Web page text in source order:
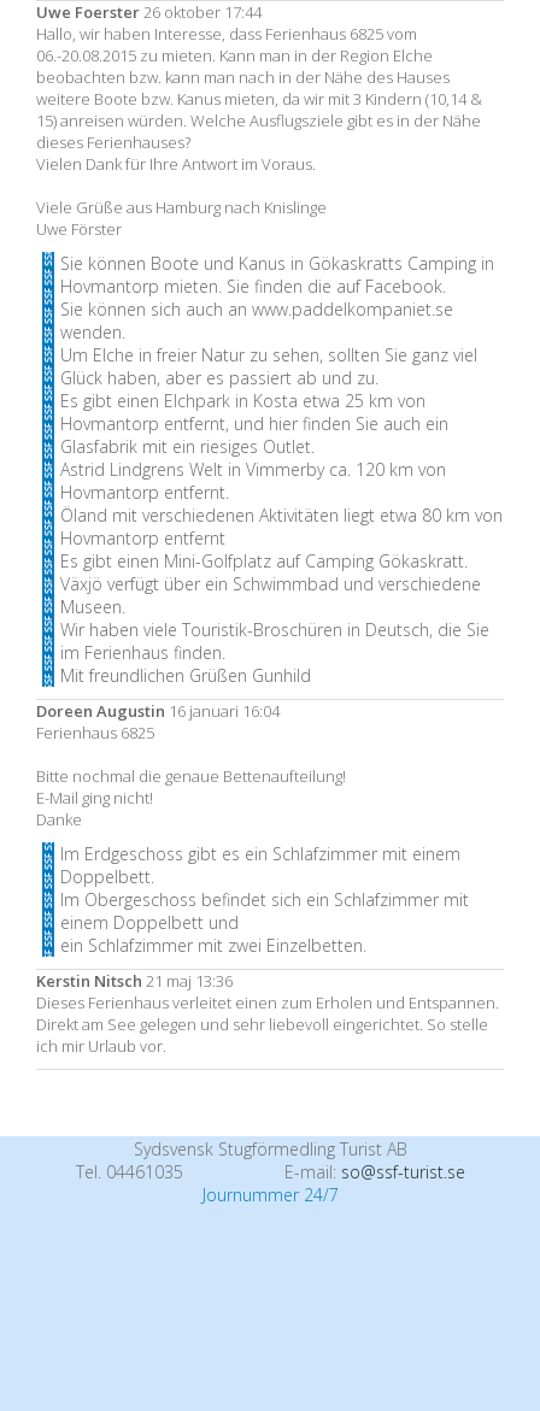
Uwe Foerster26 oktober 17:44
Hallo, wir haben Interesse, dass Ferienhaus 6825 vom
06.-20.08.2015 zu mieten. Kann man in der Region Elche
beobachten bzw. kann man nach in der Nähe des Hauses
weitere Boote bzw. Kanus mieten, da wir mit 3 Kindern (10,14 &
15) anreisen würden. Welche Ausflugsziele gibt es in der Nähe
dieses Ferienhauses?
Vielen Dank für Ihre Antwort im Voraus.
Viele Grüße aus Hamburg nach Knislinge
Uwe Förster
Sie können Boote und Kanus in Gökaskratts Camping in
Hovmantorp mieten. Sie finden die auf Facebook.
Sie können sich auch an www.paddelkompaniet.se
wenden.
Um Elche in freier Natur zu sehen, sollten Sie ganz viel
Glück haben, aber es passiert ab und zu.
Es gibt einen Elchpark in Kosta etwa 25 km von
Hovmantorp entfernt, und hier finden Sie auch ein
Glasfabrik mit ein riesiges Outlet.
Astrid Lindgrens Welt in Vimmerby ca. 120 km von
Hovmantorp entfernt.
Öland mit verschiedenen Aktivitäten liegt etwa 80 km von
Hovmantorp entfernt
Es gibt einen Mini-Golfplatz auf Camping Gökaskratt.
Växjö verfügt über ein Schwimmbad und verschiedene
Museen.
Wir haben viele Touristik-Broschüren in Deutsch, die Sie
im Ferienhaus finden.
Mit freundlichen Grüßen Gunhild
Doreen Augustin 16 januari 16:04
Ferienhaus 6825
Bitte nochmal die genaue Bettenaufteilung!
E-Mail ging nicht!
Danke
Im Erdgeschoss gibt es ein Schlafzimmer mit einem
Doppelbett.
Im Obergeschoss befindet sich ein Schlafzimmer mit
einem Doppelbett und
ein Schlafzimmer mit zwei Einzelbetten.
Kerstin Nitsch 21 maj 13:36
Dieses Ferienhaus verleitet einen zum Erholen und Entspannen.
Direkt am See gelegen und sehr liebevoll eingerichtet. So stelle
ich mir Urlaub vor.
Sydsvensk Stugförmedling Turist AB
Tel. 04461035
E-mail: so@ssf-turist.se
Journummer 24/7